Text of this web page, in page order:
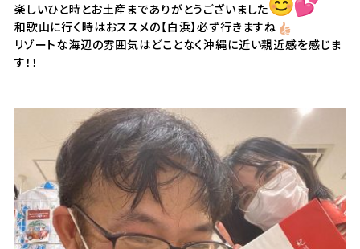
楽しいひと時とお土産までありがとうございました
和歌山に行く時はおススメの【白浜】必ず行きますね
リゾートな海辺の雰囲気はどことなく沖縄に近い親近感を感じま
す！！